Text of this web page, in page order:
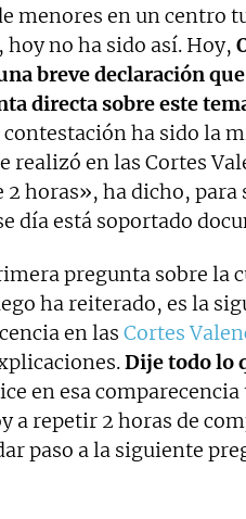
menores en un centro
no ha sido así. Hoy,
breve declaración
directa sobre este
ha sido la
en las Cortes
2 horas», ha dicho, para
día está soportado
pregunta sobre la
ha reiterado, es la
en las Cortes
Dije todo lo
en esa
a repetir 2 horas de
paso a la siguiente